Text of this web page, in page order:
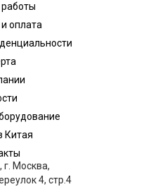
оплата
Китая
г. Москва,
4, стр.4